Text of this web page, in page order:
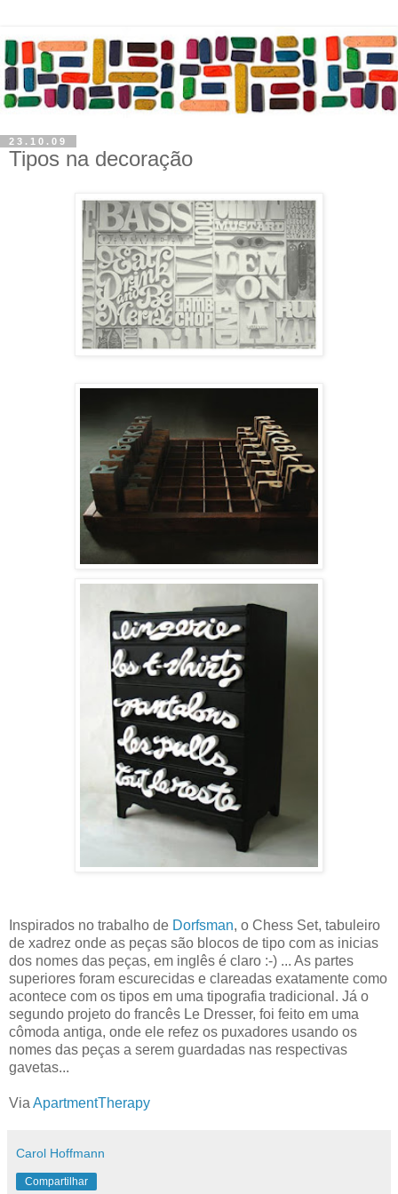
23.10.09
Tipos na decoração
Inspirados no trabalho de Dorfsman, o Chess Set, tabuleiro
de xadrez onde as peças são blocos de tipo com as inicias
dos nomes das peças, em inglês é claro :-) ... As partes
superiores foram escurecidas e clareadas exatamente como
acontece com os tipos em uma tipografia tradicional. Já o
segundo projeto do francês Le Dresser, foi feito em uma
cômoda antiga, onde ele refez os puxadores usando os
nomes das peças a serem guardadas nas respectivas
gavetas...
Via ApartmentTherapy
Carol Hoffmann
Compartilhar